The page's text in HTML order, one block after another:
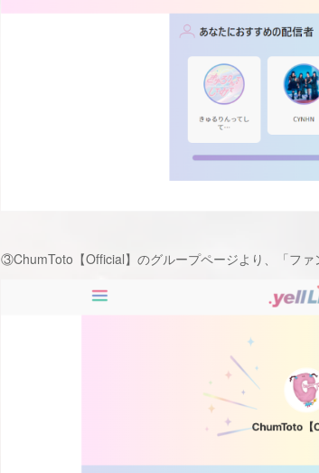
③ChumToto【Official】のグループページより、「ファ